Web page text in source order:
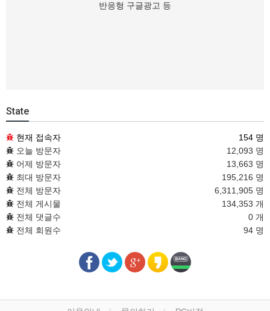
반응형 구글광고 등
State
현재 접속자
154 명
오늘 방문자
12,093 명
어제 방문자
13,663 명
최대 방문자
195,216 명
전체 방문자
6,311,905 명
전체 게시물
134,353 개
전체 댓글수
0 개
전체 회원수
94 명